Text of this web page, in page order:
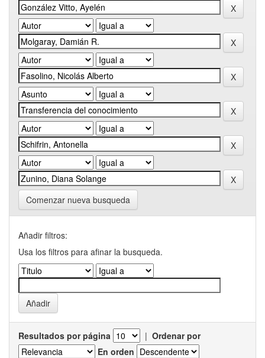
Comenzar nueva busqueda
Añadir filtros:
Usa los filtros para afinar la busqueda.
Resultados por página | Ordenar por
En orden